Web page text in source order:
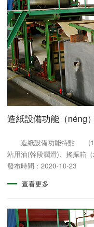
造紙設備功能（néng
造紙設備功能特點 (1)
站用油(幹段潤滑)、搖振箱
動軸承： 均用液壓油或全
發布時間：2020-10-23
查看更多